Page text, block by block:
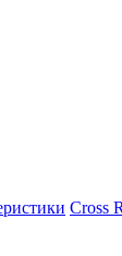
Сross